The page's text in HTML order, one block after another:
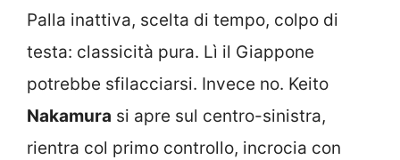
Palla inattiva, scelta di tempo, colpo di
testa: classicità pura. Lì il Giappone
potrebbe sfilacciarsi. Invece no. Keito
Nakamura si apre sul centro-sinistra,
rientra col primo controllo, incrocia con